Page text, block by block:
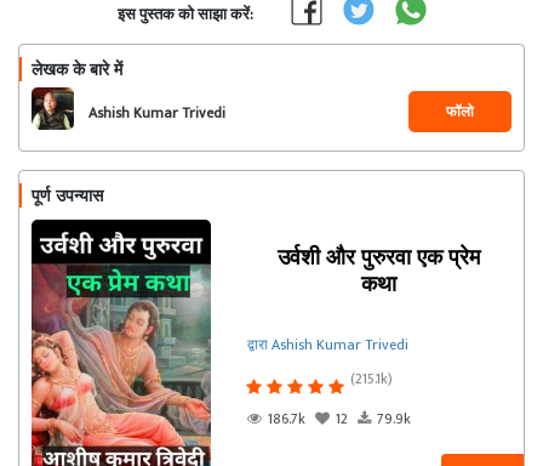
इस पुस्तक को साझा करें:
लेखक के बारे में
Ashish Kumar Trivedi फॉलो
पूर्ण उपन्यास
उर्वशी और पुरुरवा एक प्रेम
कथा
द्वारा Ashish Kumar Trivedi
(215.1k)
186.7k
12 79.9k